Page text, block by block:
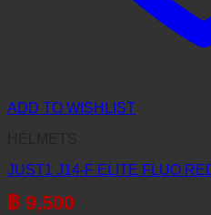
ADD TO WISHLIST
JUST1 J14-F ELITE FLUO
฿ 9,500